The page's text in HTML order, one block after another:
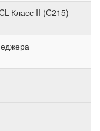
Класс II (C215)